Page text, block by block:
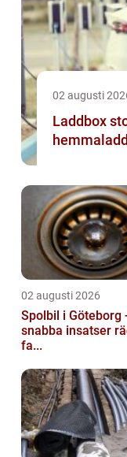
02 augusti
Laddbox
02 augusti 2026
Spolbil i Göteborg
snabba insatser
fa...